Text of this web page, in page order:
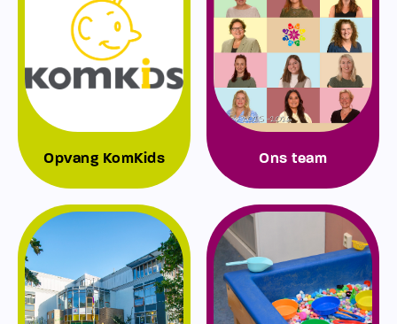
Opvang KomKids Ons team